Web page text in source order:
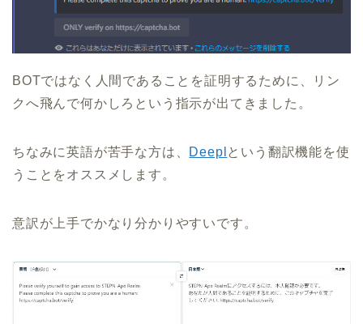
BOTではなく人間であることを証明するために、リン
クへ飛んで何かしろという指示が出てきました。
ちなみに英語が苦手な方は、 Deepl という翻訳機能を使
うことをオススメします。
意訳が上手でかなり分かりやすいです。